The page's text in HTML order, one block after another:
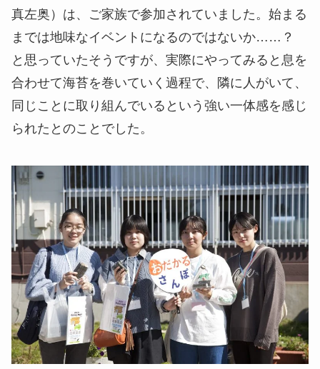
真左奥）は、ご家族で参加されていました。始まる
までは地味なイベントになるのではないか……？
と思っていたそうですが、実際にやってみると息を
合わせて海苔を巻いていく過程で、隣に人がいて、
同じことに取り組んでいるという強い一体感を感じ
られたとのことでした。